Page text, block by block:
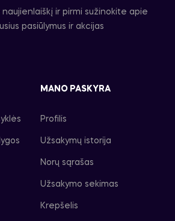
ir pirmi sužinokite apie
pasiūlymus ir akcijas
MANO PASKYRA
Profilis
Užsakymų istorija
Norų sąrašas
Užsakymo sekimas
Krepšelis